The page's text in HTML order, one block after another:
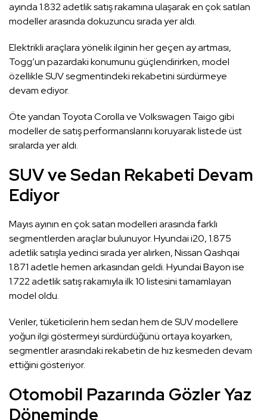
ayında 1.832 adetlik satış rakamına ulaşarak en çok satılan
modeller arasında dokuzuncu sırada yer aldı.
Elektrikli araçlara yönelik ilginin her geçen ay artması,
Togg’un pazardaki konumunu güçlendirirken, model
özellikle SUV segmentindeki rekabetini sürdürmeye
devam ediyor.
Öte yandan Toyota Corolla ve Volkswagen Taigo gibi
modeller de satış performanslarını koruyarak listede üst
sıralarda yer aldı.
SUV ve Sedan Rekabeti Devam
Ediyor
Mayıs ayının en çok satan modelleri arasında farklı
segmentlerden araçlar bulunuyor. Hyundai i20, 1.875
adetlik satışla yedinci sırada yer alırken, Nissan Qashqai
1.871 adetle hemen arkasından geldi. Hyundai Bayon ise
1.722 adetlik satış rakamıyla ilk 10 listesini tamamlayan
model oldu.
Veriler, tüketicilerin hem sedan hem de SUV modellere
yoğun ilgi göstermeyi sürdürdüğünü ortaya koyarken,
segmentler arasındaki rekabetin de hız kesmeden devam
ettiğini gösteriyor.
Otomobil Pazarında Gözler Yaz
Döneminde